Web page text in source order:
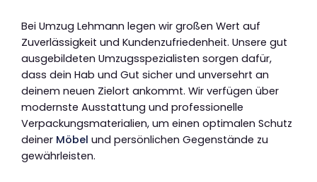
Bei Umzug Lehmann legen wir großen Wert auf
Zuverlässigkeit und Kundenzufriedenheit. Unsere gut
ausgebildeten Umzugsspezialisten sorgen dafür,
dass dein Hab und Gut sicher und unversehrt an
deinem neuen Zielort ankommt. Wir verfügen über
modernste Ausstattung und professionelle
Verpackungsmaterialien, um einen optimalen Schutz
deiner Möbel und persönlichen Gegenstände zu
gewährleisten.